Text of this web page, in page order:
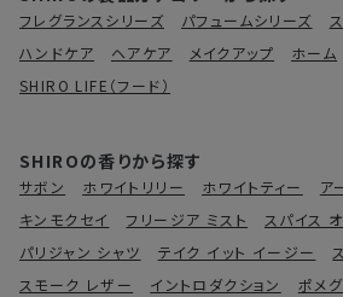
フレグランスシリーズ パフュームシリーズ
ハンドケア
ヘアケア メイクアップ ホーム
SHIRO LIFE（フード）
SHIROの香りから探す
サボン ホワイトリリー ホワイトティー
ア
キンモクセイ
フリージア ミスト
スパイス
パリジャン シャツ
テイク イット イージー
スモーク レザー
イントロダクション
ポメ